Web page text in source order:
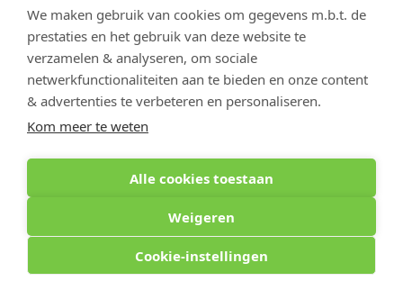
We maken gebruik van cookies om gegevens m.b.t. de
prestaties en het gebruik van deze website te
verzamelen & analyseren, om sociale
netwerkfunctionaliteiten aan te bieden en onze content
& advertenties te verbeteren en personaliseren.
Kom meer te weten
Alle cookies toestaan
Weigeren
Cookie-instellingen
Optiphar Mol
Copyright 2026 optiphar.com. Alle rechten voorbehouden
Optiphar Apotheek (Dermatheek BVBA) - Antwerpseweg 81b - 2440 Geel - BE
0441.223.009 - APB 130802 - Apr. titularis: Kirsten Vanspringel